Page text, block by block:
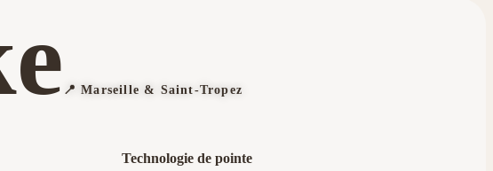
📍 Marseille & Saint-Tropez
Technologie de pointe